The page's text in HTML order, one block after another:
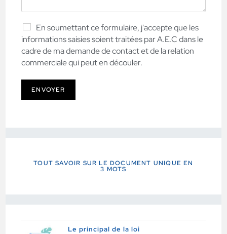
En soumettant ce formulaire, j'accepte que les
informations saisies soient traitées par A.E.C dans le
cadre de ma demande de contact et de la relation
commerciale qui peut en découler.
ENVOYER
TOUT SAVOIR SUR LE DOCUMENT UNIQUE EN
3 MOTS
Le principal de la loi